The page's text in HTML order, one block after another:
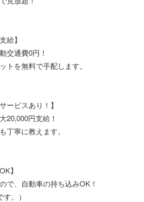
給】
交通費0円！
トを無料で手配します。
ービスあり！】
20,000円支給！
丁寧に教えます。
】
で、自動車の持ち込みOK！
。）